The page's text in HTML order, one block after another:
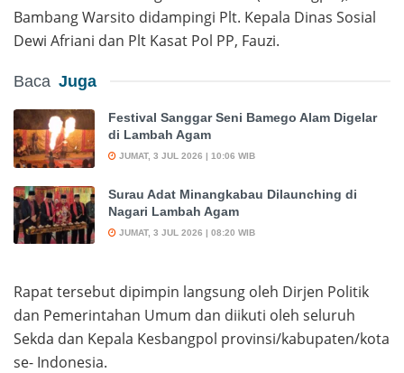
Bambang Warsito didampingi Plt. Kepala Dinas Sosial
Dewi Afriani dan Plt Kasat Pol PP, Fauzi.
Baca Juga
Festival Sanggar Seni Bamego Alam Digelar
di Lambah Agam
JUMAT, 3 JUL 2026 | 10:06 WIB
Surau Adat Minangkabau Dilaunching di
Nagari Lambah Agam
JUMAT, 3 JUL 2026 | 08:20 WIB
Rapat tersebut dipimpin langsung oleh Dirjen Politik
dan Pemerintahan Umum dan diikuti oleh seluruh
Sekda dan Kepala Kesbangpol provinsi/kabupaten/kota
se- Indonesia.